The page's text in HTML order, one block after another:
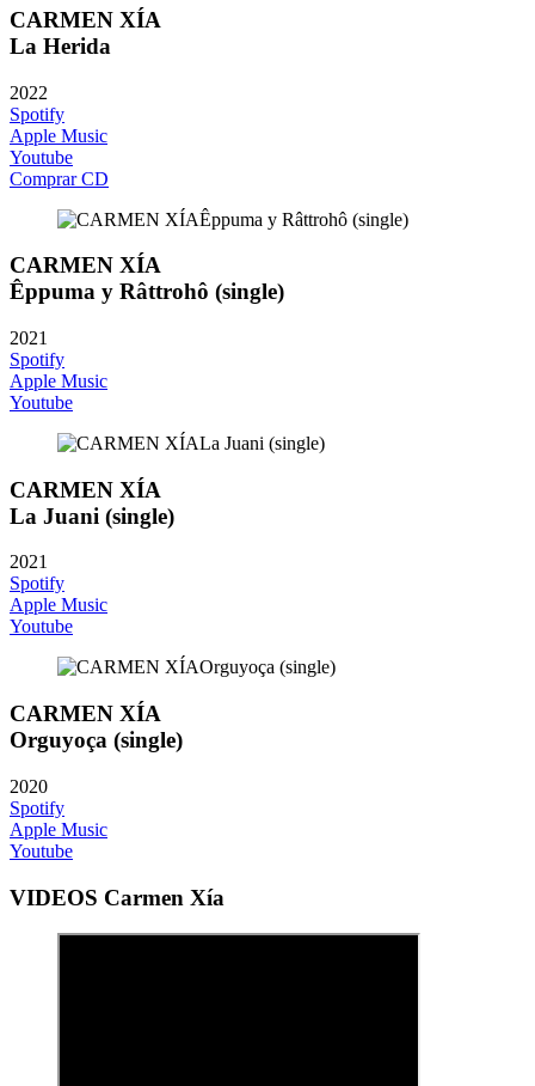
CARMEN XÍA
La Herida
2022
Spotify
Apple Music
Youtube
Comprar CD
CARMEN XÍA
Êppuma y Râttrohô (single)
2021
Spotify
Apple Music
Youtube
CARMEN XÍA
La Juani (single)
2021
Spotify
Apple Music
Youtube
CARMEN XÍA
Orguyoça (single)
2020
Spotify
Apple Music
Youtube
VIDEOS Carmen Xía